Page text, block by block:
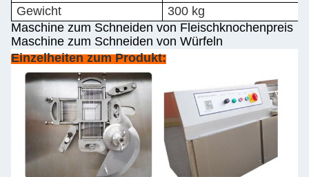
Gewicht
300 kg
Maschine zum Schneiden von Fleischknochenpreis
Maschine zum Schneiden von Würfeln
Einzelheiten zum Produkt: